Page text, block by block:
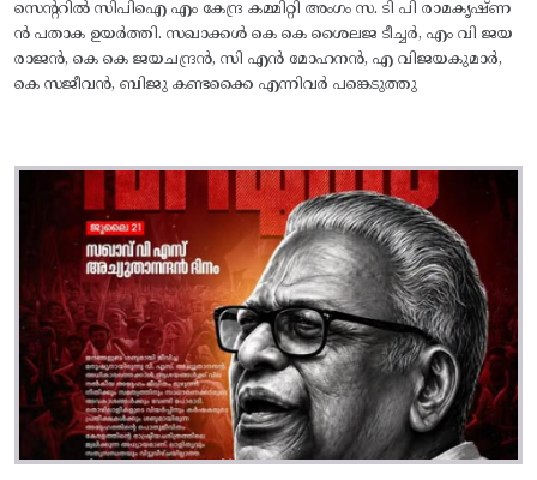
സെന്ററിൽ സിപിഐ എം കേന്ദ്ര കമ്മിറ്റി അംഗം സ. ടി പി രാമകൃഷ്‌ണ
ൻ പതാക ഉയർത്തി. സഖാക്കൾ കെ കെ ശൈലജ ടീച്ചർ, എം വി ജയ
രാജൻ, കെ കെ ജയചന്ദ്രൻ, സി എൻ മോഹനൻ, എ വിജയകുമാർ,
കെ സജീവൻ, ബിജു കണ്ടക്കൈ എന്നിവർ പങ്കെടുത്തു